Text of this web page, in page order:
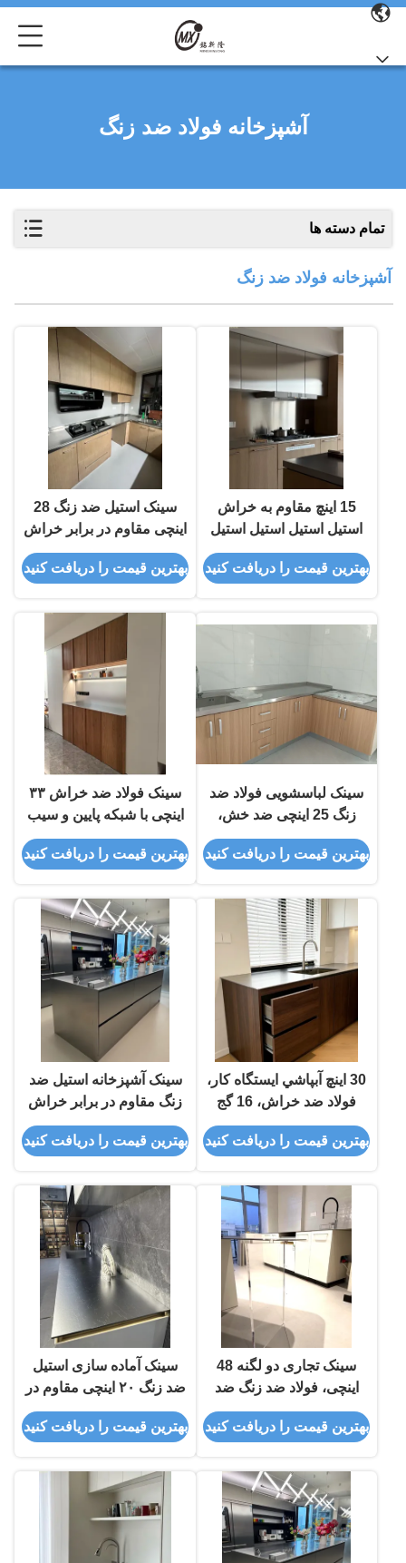
آشپزخانه فولاد ضد زنگ
تمام دسته ها
آشپزخانه فولاد ضد زنگ
15 اينچ مقاوم به خراش
استيل استيل استيل استيل
استيل استيل استيل
بهترین قیمت را دریافت کنید
سینک استیل ضد زنگ 28
اینچی مقاوم در برابر خراش
با لبه، ایستگاه کاری تک
کاسه
بهترین قیمت را دریافت کنید
سینک لباسشویی فولاد ضد
زنگ 25 اینچی ضد خش،
سینک کاربردی، نصب از بالا
بهترین قیمت را دریافت کنید
سینک فولاد ضد خراش ۳۳
اینچی با شبکه پایین و سیب
کش
بهترین قیمت را دریافت کنید
30 اينچ آبپاشي ايستگاه کار،
فولاد ضد خراش، 16 گج
بهترین قیمت را دریافت کنید
سینک آشپزخانه استیل ضد
زنگ مقاوم در برابر خراش
تجاری، تک لگن 24 اینچی
بهترین قیمت را دریافت کنید
سینک تجاری دو لگنه 48
اینچی، فولاد ضد زنگ ضد
خش، زیرکابینتی
بهترین قیمت را دریافت کنید
سینک آماده سازی استیل
ضد زنگ ۲۰ اینچی مقاوم در
برابر خراش، گوشه گرد،
نصب روکار
بهترین قیمت را دریافت کنید